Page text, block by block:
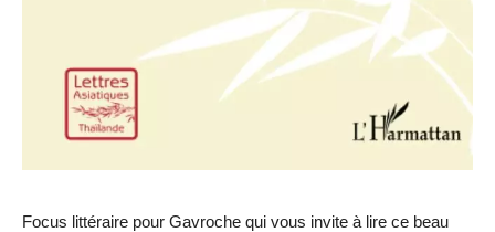
Focus littéraire pour Gavroche qui vous invite à lire ce beau